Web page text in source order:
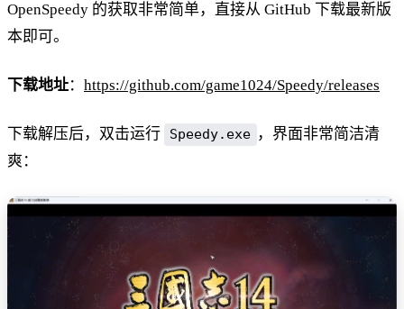
OpenSpeedy 的获取非常简单，直接从 GitHub 下载最新版
本即可。
下载地址： https://github.com/game1024/Speedy/releases
下载解压后，双击运行 Speedy.exe ，界面非常简洁清
爽：